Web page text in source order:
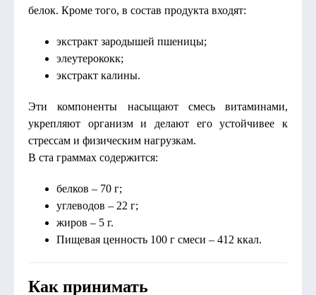
белок. Кроме того, в состав продукта входят:
экстракт зародышей пшеницы;
элеутерококк;
экстракт калины.
Эти компоненты насыщают смесь витаминами,
укрепляют организм и делают его устойчивее к
стрессам и физическим нагрузкам.
В ста граммах содержится:
белков – 70 г;
углеводов – 22 г;
жиров – 5 г.
Пищевая ценность 100 г смеси – 412 ккал.
Как принимать